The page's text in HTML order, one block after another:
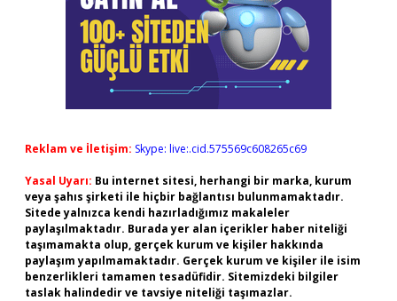
Reklam ve İletişim: Skype: live:.cid.575569c608265c69
Yasal Uyarı: Bu internet sitesi, herhangi bir marka, kurum
veya şahıs şirketi ile hiçbir bağlantısı bulunmamaktadır.
Sitede yalnızca kendi hazırladığımız makaleler
paylaşılmaktadır. Burada yer alan içerikler haber niteliği
taşımamakta olup, gerçek kurum ve kişiler hakkında
paylaşım yapılmamaktadır. Gerçek kurum ve kişiler ile isim
benzerlikleri tamamen tesadüfidir. Sitemizdeki bilgiler
taslak halindedir ve tavsiye niteliği taşımazlar.